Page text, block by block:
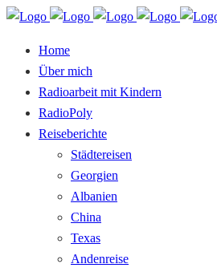
Home
Über mich
Radioarbeit mit Kindern
RadioPoly
Reiseberichte
Städtereisen
Georgien
Albanien
China
Texas
Andenreise